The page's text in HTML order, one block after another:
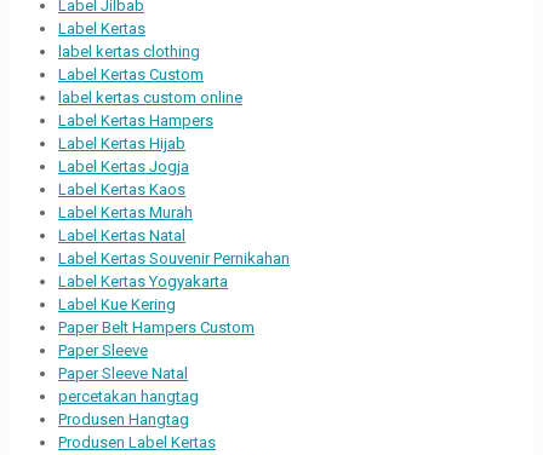
Label Jilbab
Label Kertas
label kertas clothing
Label Kertas Custom
label kertas custom online
Label Kertas Hampers
Label Kertas Hijab
Label Kertas Jogja
Label Kertas Kaos
Label Kertas Murah
Label Kertas Natal
Label Kertas Souvenir Pernikahan
Label Kertas Yogyakarta
Label Kue Kering
Paper Belt Hampers Custom
Paper Sleeve
Paper Sleeve Natal
percetakan hangtag
Produsen Hangtag
Produsen Label Kertas